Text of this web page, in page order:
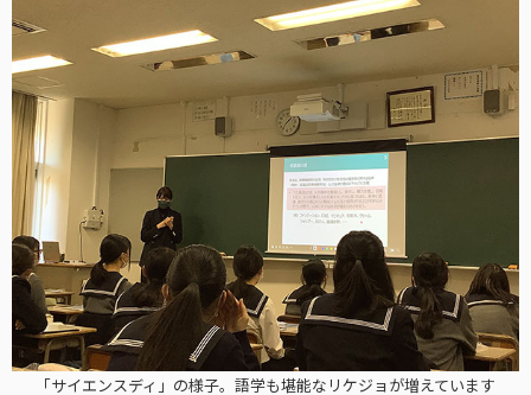
「サイエンスディ」の様子。語学も堪能なリケジョが増えています